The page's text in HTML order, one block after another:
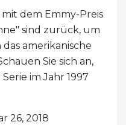
dem Emmy-Preis
sind zurück, um
amerikanische
Sie sich an,
im Jahr 1997
26, 2018